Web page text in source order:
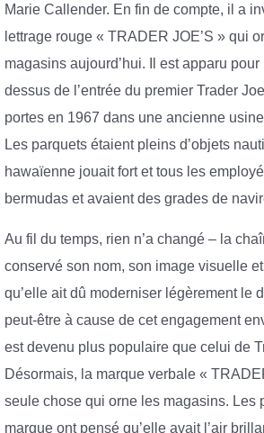
Marie Callender. En fin de compte, il a
lettrage rouge « TRADER JOE’S » qui
magasins aujourd’hui. Il est apparu
dessus de l’entrée du premier Trader
portes en 1967 dans une ancienne
Les parquets étaient pleins d’objets
hawaïenne jouait fort et tous les
bermudas et avaient des grades de
Au fil du temps, rien n’a changé – la
conservé son nom, son image visuelle
qu’elle ait dû moderniser légèrement le
peut-être à cause de cet engagement
est devenu plus populaire que celui de
Désormais, la marque verbale «
seule chose qui orne les magasins. Les
marque ont pensé qu’elle avait l’air